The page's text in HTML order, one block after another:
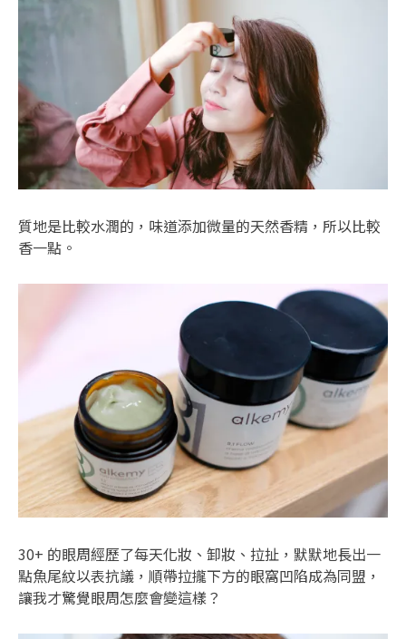
質地是比較水潤的，味道添加微量的天然香精，所以比較
香一點。
30+ 的眼周經歷了每天化妝、卸妝、拉扯，默默地長出一
點魚尾紋以表抗議，順帶拉攏下方的眼窩凹陷成為同盟，
讓我才驚覺眼周怎麼會變這樣？